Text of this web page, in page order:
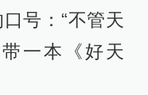
号：“不管天
一本《好天